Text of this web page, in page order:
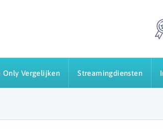
Only Vergelijken Streamingdiensten